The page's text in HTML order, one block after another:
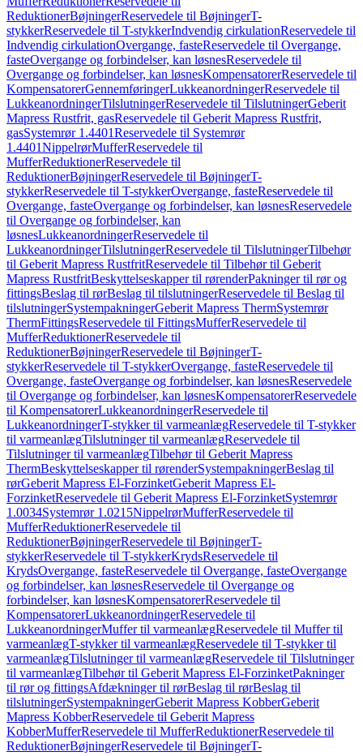
ReduktionerBøjningerReservedele til BøjningerT-
stykkerReservedele til T-stykkerIndvendig cirkulationReservedele til
Indvendig cirkulationOvergange, fasteReservedele til Overgange,
fasteOvergange og forbindelser, kan løsnesReservedele til
Overgange og forbindelser, kan løsnesKompensatorerReservedele til
KompensatorerGennemføringerLukkeanordningerReservedele til
LukkeanordningerTilslutningerReservedele til TilslutningerGeberit
Mapress Rustfrit, gasReservedele til Geberit Mapress Rustfrit,
gasSystemrør 1.4401Reservedele til Systemrør
1.4401NippelrørMufferReservedele til
MufferReduktionerReservedele til
ReduktionerBøjningerReservedele til BøjningerT-
stykkerReservedele til T-stykkerOvergange, fasteReservedele til
Overgange, fasteOvergange og forbindelser, kan løsnesReservedele
til Overgange og forbindelser, kan
løsnesLukkeanordningerReservedele til
LukkeanordningerTilslutningerReservedele til TilslutningerTilbehør
til Geberit Mapress RustfritReservedele til Tilbehør til Geberit
Mapress RustfritBeskyttelseskapper til rørenderPakninger til rør og
fittingsBeslag til rørBeslag til tilslutningerReservedele til Beslag til
tilslutningerSystempakningerGeberit Mapress ThermSystemrør
ThermFittingsReservedele til FittingsMufferReservedele til
MufferReduktionerReservedele til
ReduktionerBøjningerReservedele til BøjningerT-
stykkerReservedele til T-stykkerOvergange, fasteReservedele til
Overgange, fasteOvergange og forbindelser, kan løsnesReservedele
til Overgange og forbindelser, kan løsnesKompensatorerReservedele
til KompensatorerLukkeanordningerReservedele til
LukkeanordningerT-stykker til varmeanlægReservedele til T-stykker
til varmeanlægTilslutninger til varmeanlægReservedele til
Tilslutninger til varmeanlægTilbehør til Geberit Mapress
ThermBeskyttelseskapper til rørenderSystempakningerBeslag til
rørGeberit Mapress El-ForzinketGeberit Mapress El-
ForzinketReservedele til Geberit Mapress El-ForzinketSystemrør
1.0034Systemrør 1.0215NippelrørMufferReservedele til
MufferReduktionerReservedele til
ReduktionerBøjningerReservedele til BøjningerT-
stykkerReservedele til T-stykkerKrydsReservedele til
KrydsOvergange, fasteReservedele til Overgange, fasteOvergange
og forbindelser, kan løsnesReservedele til Overgange og
forbindelser, kan løsnesKompensatorerReservedele til
KompensatorerLukkeanordningerReservedele til
LukkeanordningerMuffer til varmeanlægReservedele til Muffer til
varmeanlægT-stykker til varmeanlægReservedele til T-stykker til
varmeanlægTilslutninger til varmeanlægReservedele til Tilslutninger
til varmeanlægTilbehør til Geberit Mapress El-ForzinketPakninger
til rør og fittingsAfdækninger til rørBeslag til rørBeslag til
tilslutningerSystempakningerGeberit Mapress KobberGeberit
Mapress KobberReservedele til Geberit Mapress
KobberMufferReservedele til MufferReduktionerReservedele til
ReduktionerBøjningerReservedele til BøjningerT-